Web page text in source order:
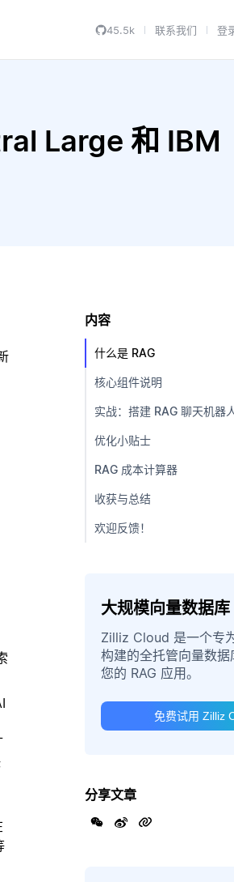
45.5k 联系我们 登
Large 和 IBM
内容
什么是 RAG
核心组件说明
实战：搭建 RAG 聊天机器
优化小贴士
RAG 成本计算器
收获与总结
欢迎反馈！
大规模向量数据库
Zilliz Cloud 是一个专
构建的全托管向量数
您的 RAG 应用。
免费试用 Zilliz
分享文章